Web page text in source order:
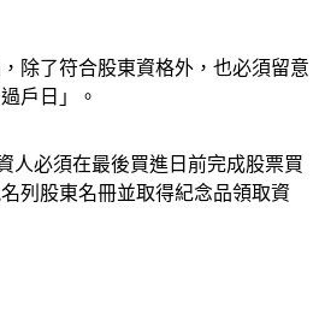
除了符合股東資格外，也必須留意
人必須在最後買進日前完成股票買
列股東名冊並取得紀念品領取資